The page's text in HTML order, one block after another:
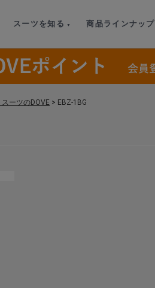
スーツを知る 商品ラインナップ
ーツのDOVE > EBZ-1BG